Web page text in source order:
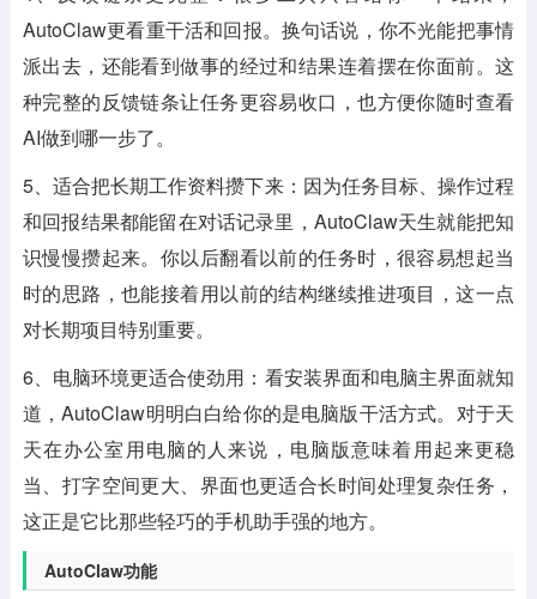
AutoClaw更看重干活和回报。换句话说，你不光能把事情
派出去，还能看到做事的经过和结果连着摆在你面前。这
种完整的反馈链条让任务更容易收口，也方便你随时查看
AI做到哪一步了。
5、适合把长期工作资料攒下来：因为任务目标、操作过程
和回报结果都能留在对话记录里，AutoClaw天生就能把知
识慢慢攒起来。你以后翻看以前的任务时，很容易想起当
时的思路，也能接着用以前的结构继续推进项目，这一点
对长期项目特别重要。
6、电脑环境更适合使劲用：看安装界面和电脑主界面就知
道，AutoClaw明明白白给你的是电脑版干活方式。对于天
天在办公室用电脑的人来说，电脑版意味着用起来更稳
当、打字空间更大、界面也更适合长时间处理复杂任务，
这正是它比那些轻巧的手机助手强的地方。
AutoClaw功能